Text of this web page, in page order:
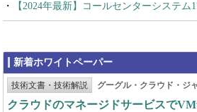
【2024年最新】コールセンターシステ
新着ホワイトペーパー
技術文書・技術解説 グーグル・クラウド・ジ
クラウドのマネージドサービスで